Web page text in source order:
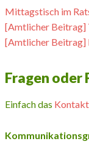
Mittagstisch im
[Amtlicher Beitrag]
[Amtlicher Beitrag]
Fragen oder
Einfach das